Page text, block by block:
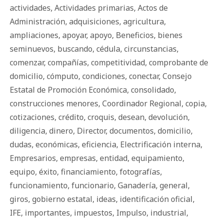
actividades, Actividades primarias, Actos de
Administración, adquisiciones, agricultura,
ampliaciones, apoyar, apoyo, Beneficios, bienes
seminuevos, buscando, cédula, circunstancias,
comenzar, compañías, competitividad, comprobante de
domicilio, cómputo, condiciones, conectar, Consejo
Estatal de Promoción Económica, consolidado,
construcciones menores, Coordinador Regional, copia,
cotizaciones, crédito, croquis, desean, devolución,
diligencia, dinero, Director, documentos, domicilio,
dudas, económicas, eficiencia, Electrificación interna,
Empresarios, empresas, entidad, equipamiento,
equipo, éxito, financiamiento, fotografías,
funcionamiento, funcionario, Ganadería, general,
giros, gobierno estatal, ideas, identificación oficial,
IFE, importantes, impuestos, Impulso, industrial,